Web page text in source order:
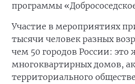
программы
Участие в мероприятиях
тысячи человек разных
чем 50 городов России: это
многоквартирных домов,
территориального